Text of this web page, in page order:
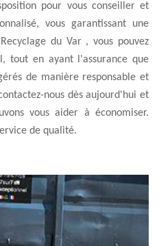
pour vous conseiller et
vous garantissant une
du Var , vous pouvez
tout en ayant l'assurance que
de manière responsable et
nous dès aujourd'hui et
vous aider à économiser.
de qualité.